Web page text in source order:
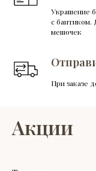
Украшение
с бантиком.
мешочек
При заказе
Акции